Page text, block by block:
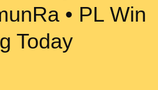
• PL Win
Today